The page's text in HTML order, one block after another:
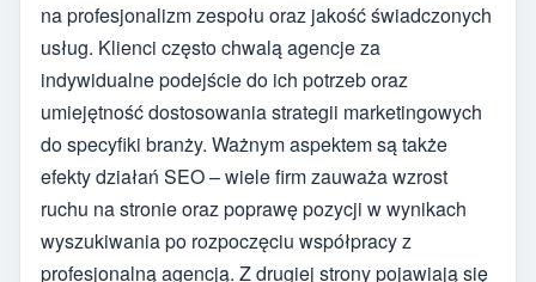
na profesjonalizm zespołu oraz jakość świadczonych
usług. Klienci często chwalą agencje za
indywidualne podejście do ich potrzeb oraz
umiejętność dostosowania strategii marketingowych
do specyfiki branży. Ważnym aspektem są także
efekty działań SEO – wiele firm zauważa wzrost
ruchu na stronie oraz poprawę pozycji w wynikach
wyszukiwania po rozpoczęciu współpracy z
profesjonalną agencją. Z drugiej strony pojawiają się